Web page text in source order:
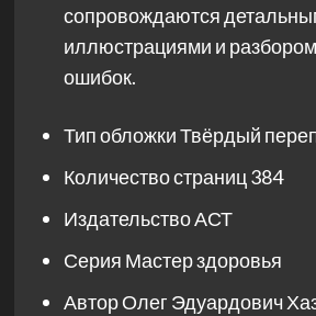
сопровождаются
иллюстрациями и
ошибок.
Тип обложкиТвёрдый
Количество страниц384
ИздательствоАСТ
Серия Мастер здоровья
АвторОлег Эдуардович